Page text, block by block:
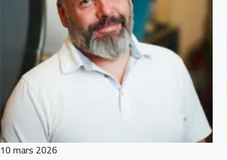
10 mars 2026